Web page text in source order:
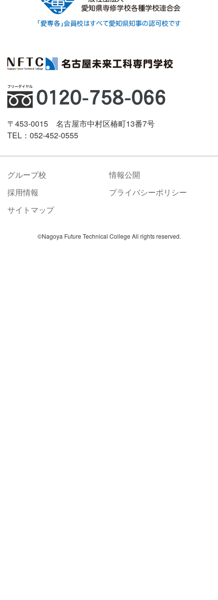
〒453-0015 名古屋市中村区椿町13番7号
TEL：052-452-0555
グループ校
情報公開
採用情報
プライバシーポリシー
サイトマップ
©Nagoya Future Technical College All rights reserved.